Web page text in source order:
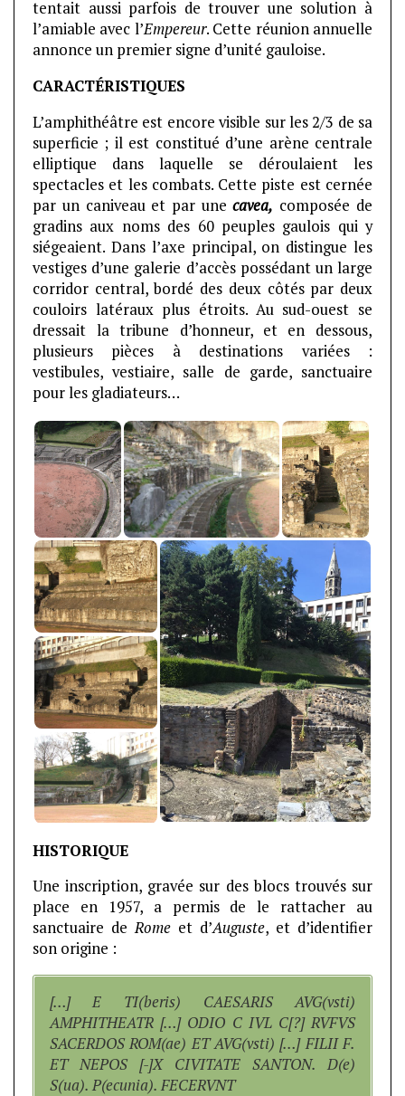
tentait aussi parfois de trouver une solution à
l’amiable avec l’Empereur. Cette réunion annuelle
annonce un premier signe d’unité gauloise.
CARACTÉRISTIQUES
L’amphithéâtre est encore visible sur les 2/3 de sa
superficie ; il est constitué d’une arène centrale
elliptique dans laquelle se déroulaient les
spectacles et les combats. Cette piste est cernée
par un caniveau et par unecavea, composée de
gradins aux noms des 60 peuples gaulois qui y
siégeaient. Dans l’axe principal, on distingue les
vestiges d’une galerie d’accès possédant un large
corridor central, bordé des deux côtés par deux
couloirs latéraux plus étroits. Au sud-ouest se
dressait la tribune d’honneur, et en dessous,
plusieurs pièces à destinations variées :
vestibules, vestiaire, salle de garde, sanctuaire
pour les gladiateurs…
HISTORIQUE
Une inscription, gravée sur des blocs trouvés sur
place en 1957, a permis de le rattacher au
sanctuaire deRome et d’Auguste, et d’identifier
son origine :
[…] E TI(beris) CAESARIS AVG(vsti)
AMPHITHEATR […] ODIO C IVL C[?] RVFVS
SACERDOS ROM(ae) ET AVG(vsti) […] FILII F.
ET NEPOS [-]X CIVITATE SANTON. D(e)
S(ua). P(ecunia). FECERVNT